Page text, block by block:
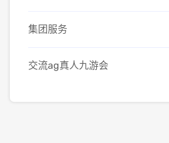
集团服务
交流ag真人九游会